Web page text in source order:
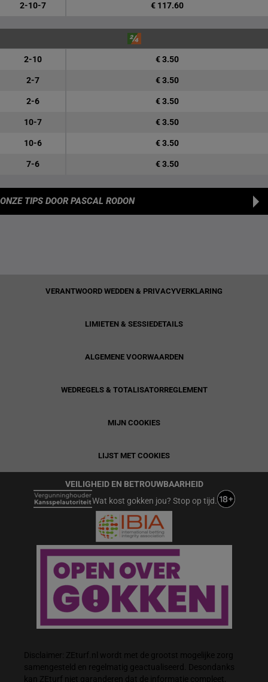
2-10-7 € 117.60
2-10 € 3.50
2-7 € 3.50
2-6 € 3.50
10-7 € 3.50
10-6 € 3.50
7-6 € 3.50
ONZE TIPS DOOR PASCAL RODON
VERANTWOORD WEDDEN & PRIVACYVERKLARING
LIMIETEN & SESSIEDETAILS
ALGEMENE VOORWAARDEN
WEDREGELS & TOTALISATORREGLEMENT
MIJN COOKIES
LIJST MET COOKIES
VEILIGHEID EN BETROUWBAARHEID
Wat kost gokken jou? Stop op tijd.
Disclaimer: ZEturf.nl wordt met de grootst mogelijke zorg
samengesteld en regelmatig geactualiseerd. Desondanks
kan ZEturf niet garanderen dat de informatie compleet,